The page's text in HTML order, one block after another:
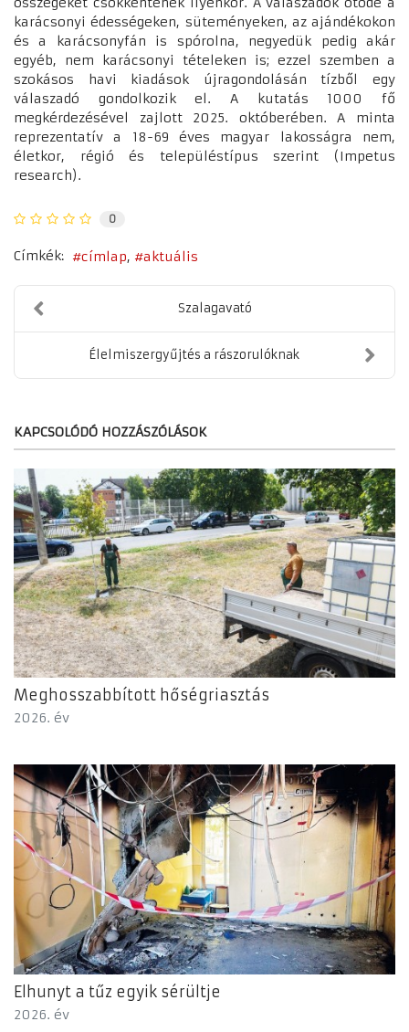
karácsonyi édességeken, süteményeken, az ajándékokon
és a karácsonyfán is spórolna, negyedük pedig akár
egyéb, nem karácsonyi tételeken is; ezzel szemben a
szokásos havi kiadások újragondolásán tízből egy
válaszadó gondolkozik el. A kutatás 1000 fő
megkérdezésével zajlott 2025. októberében. A minta
reprezentatív a 18-69 éves magyar lakosságra nem,
életkor, régió és településtípus szerint (Impetus
research).
0
Címkék: címlap aktuális
Szalagavató
Élelmiszergyűjtés a rászorulóknak
KAPCSOLÓDÓ HOZZÁSZÓLÁSOK
Meghosszabbított hőségriasztás
2026. év
Elhunyt a tűz egyik sérültje
2026. év